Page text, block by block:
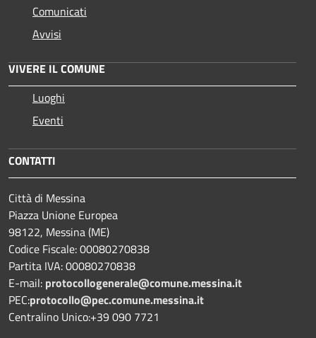
Comunicati
Avvisi
VIVERE IL COMUNE
Luoghi
Eventi
CONTATTI
Città di Messina
Piazza Unione Europea
98122, Messina (ME)
Codice Fiscale: 00080270838
Partita IVA: 00080270838
E-mail: protocollogenerale@comune.messina.it
PEC:protocollo@pec.comune.messina.it
Centralino Unico:+39 090 7721